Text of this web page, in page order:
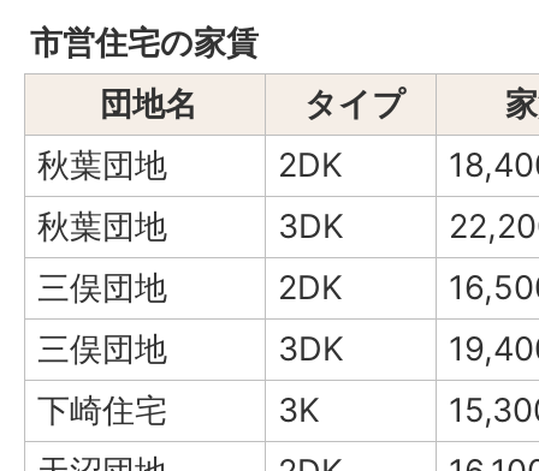
市営住宅の家賃
団地名
タイプ
秋葉団地
2DK
秋葉団地
3DK
三俣団地
2DK
三俣団地
3DK
下崎住宅
3K